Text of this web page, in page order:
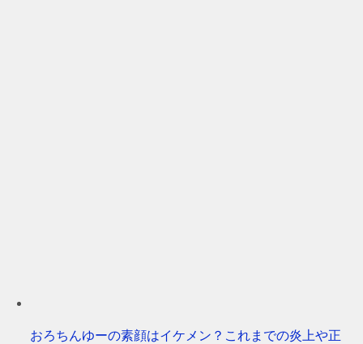
おろちんゆーの素顔はイケメン？これまでの炎上や正